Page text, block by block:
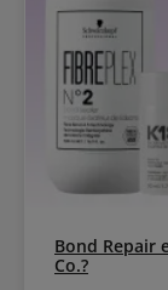
Bond Repair
Co.?